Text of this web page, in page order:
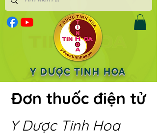
Y DƯỢC TINH HOA
Đơn thuốc điện tử
Y Dược Tinh Hoa